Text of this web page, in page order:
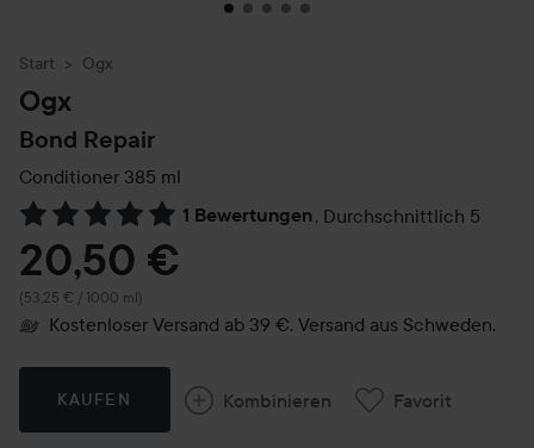
Start Ogx
Ogx
Bond Repair
Conditioner 385 ml
1 Bewertungen, Durchschnittlich 5
Weiter zu Reviews & Kommentare
20,50 €
(53,25 € / 1000 ml)
Kostenloser Versand ab 39 €. Versand aus Schweden.
KAUFEN Kombinieren Favorit